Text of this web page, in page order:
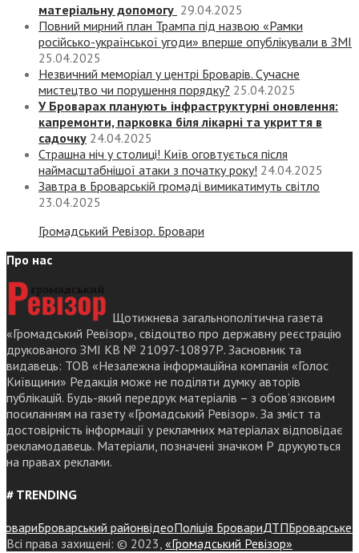
матеріальну допомогу 29.04.2025
Повний мирний план Трампа під назвою «‎Рамки
російсько-української угоди» вперше опублікували в ЗМІ
25.04.2025
Незвичний меморіал у центрі Броварів. Сучасне
мистецтво чи порушення порядку? 25.04.2025
У Броварах планують інфраструктурні оновлення:
капремонти, парковка біля лікарні та укриття в
садочку 24.04.2025
Страшна ніч у столиці! Київ оговтується після
наймасштабнішої атаки з початку року! 24.04.2025
Завтра в Броварській громаді вимикатимуть світло
23.04.2025
Громадський Ревізор. Бровари
Про нас
Щотижнева загальнополітична газета
«Громадський Ревізор», свідоцтво про державну реєстрацію
друкованого ЗМІ КВ № 21097-10897Р. Засновник та
видавець: ТОВ «Незалежна інформаційна компанія «Голос
Київщини» Редакція може не поділяти думку авторів
публікацій. Будь-який передрук матеріалів – з обов’язковим
посиланням на газету «Громадський Ревізор». За зміст та
достовірність інформації у рекламних матеріалах відповідає
рекламодавець. Матеріали, позначені значком Р друкуються
на правах реклами.
# TRENDING
Броварський районвідеоПоліція БровариДТПБроварське
Всі права захищені: © 2023, «Громадський Ревізор»